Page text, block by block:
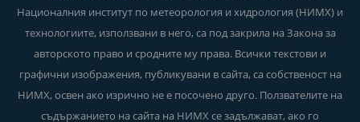
Националния институт по метеорология и хидрология (НИМХ) и
технологиите, използвани в него, са под закрила на Закона за
авторското право и сродните му права. Всички текстови и
графични изображения, публикувани в сайта, са собственост на
НИМХ, освен ако изрично не е посочено друго. Ползвателите на
съдържанието на сайта на НИМХ се задължават, ако го